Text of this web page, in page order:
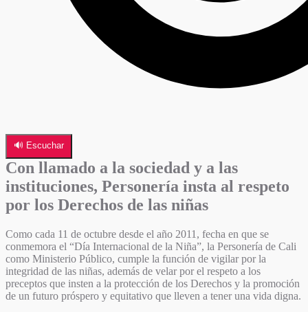
🔊 Escuchar
Con llamado a la sociedad y a las
instituciones, Personería insta al respeto
por los Derechos de las niñas
Como cada 11 de octubre desde el año 2011, fecha en que se
conmemora el “Día Internacional de la Niña”, la Personería de Cali
como Ministerio Público, cumple la función de vigilar por la
integridad de las niñas, además de velar por el respeto a los
preceptos que insten a la protección de los Derechos y la promoción
de un futuro próspero y equitativo que lleven a tener una vida digna.